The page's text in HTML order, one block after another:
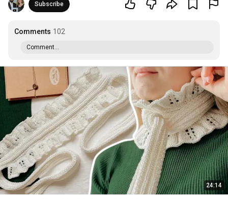
Subscribe
Comments 102
Comment...
24:14